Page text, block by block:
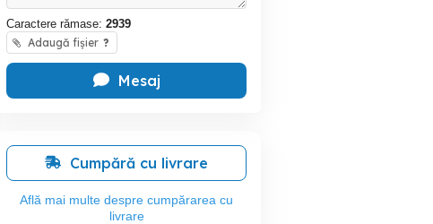
Caractere rămase: 2939
Adaugă fișier ?
Mesaj
Cumpără cu livrare
Află mai multe despre cumpărarea cu
livrare